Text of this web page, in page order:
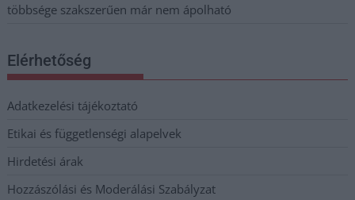
többsége szakszerűen már nem ápolható
Elérhetőség
Adatkezelési tájékoztató
Etikai és függetlenségi alapelvek
Hirdetési árak
Hozzászólási és Moderálási Szabályzat